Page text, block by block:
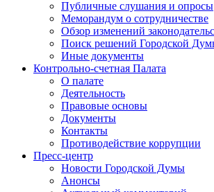
Публичные слушания и опросы
Меморандум о сотрудничестве
Обзор изменений
Поиск решений Городской
Иные документы
Контрольно-счетная Палата
О палате
Деятельность
Правовые основы
Документы
Контакты
Противодействие коррупции
Пресс-центр
Новости Городской Думы
Анонсы